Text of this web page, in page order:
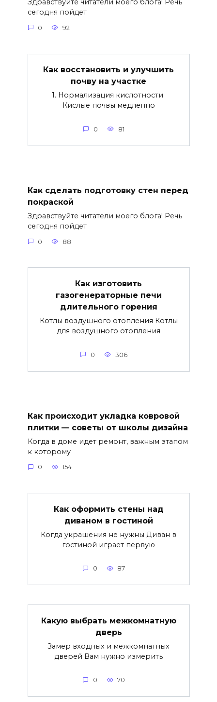
Здравствуйте читатели моего блога! Речь
сегодня пойдет
0 92
Как восстановить и улучшить
почву на участке
1. Нормализация кислотности
Кислые почвы медленно
0 81
Как сделать подготовку стен перед
покраской
Здравствуйте читатели моего блога! Речь
сегодня пойдет
0 88
Как изготовить
газогенераторные печи
длительного горения
Котлы воздушного отопления Котлы
для воздушного отопления
0 306
Как происходит укладка ковровой
плитки — советы от школы дизайна
Когда в доме идет ремонт, важным этапом
к которому
0 154
Как оформить стены над
диваном в гостиной
Когда украшения не нужны Диван в
гостиной играет первую
0 87
Какую выбрать межкомнатную
дверь
Замер входных и межкомнатных
дверей Вам нужно измерить
0 70